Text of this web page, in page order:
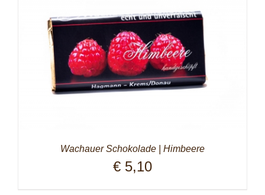
Wachauer Schokolade | Himbeere
€ 5,10